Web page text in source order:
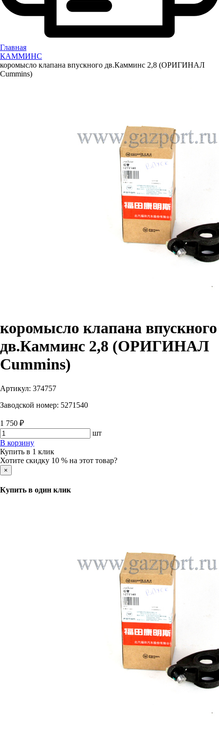
Главная
КАММИНС
коромысло клапана впускного дв.Камминс 2,8 (ОРИГИНАЛ
Cummins)
коромысло клапана впускного
дв.Камминс 2,8 (ОРИГИНАЛ
Cummins)
Артикул: 374757
Заводской номер: 5271540
1 750 ₽
шт
В корзину
Купить в 1 клик
Хотите скидку 10 % на этот товар?
×
Купить в один клик